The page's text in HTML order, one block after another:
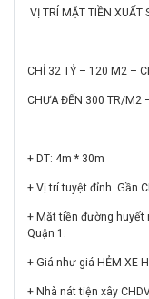
VỊ TRÍ MẶT TIỀN XUẤT
CHỈ 32 TỶ – 120 M2 –
CHƯA ĐẾN 300 TR/M2
+ DT: 4m * 30m
+ Vị trí tuyệt đỉnh. Gần
+ Mặt tiền đường huyết
Quận 1.
+ Giá như giá HẺM XE
+ Nhà nát tiện xây